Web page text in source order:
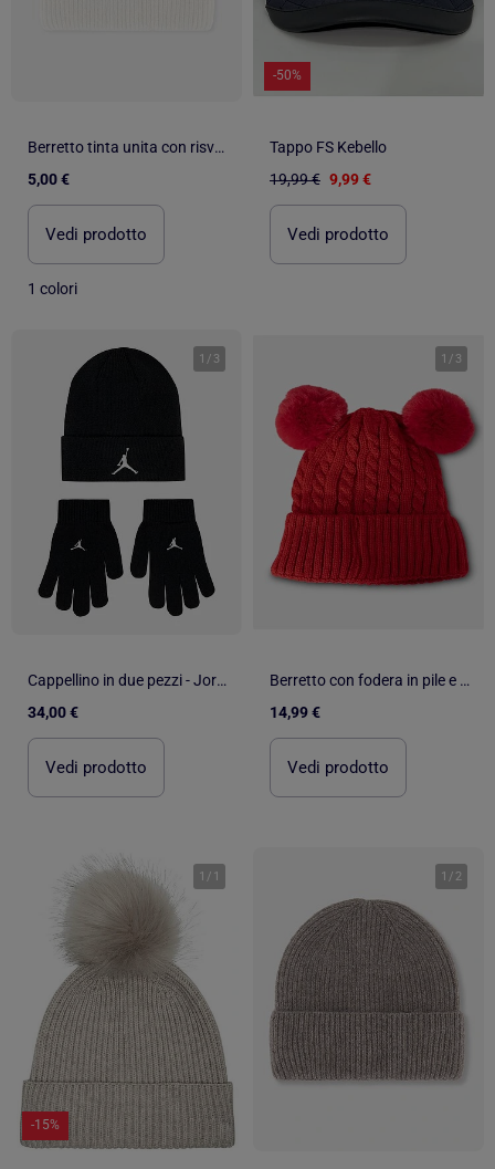
Berretto tinta unita con risvolto
5,00 €
Vedi prodotto
1 colori
-50%
Tappo FS Kebello
19,99 € 9,99 €
Vedi prodotto
1 / 3
Cappellino in due pezzi - Jordan
34,00 €
Vedi prodotto
1 / 3
Berretto con fodera in pile e pompon Kebello
14,99 €
Vedi prodotto
1 / 1
-15%
1 / 2